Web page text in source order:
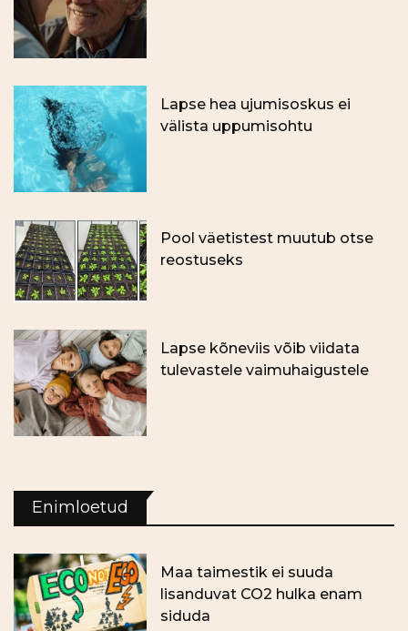
Lapse hea ujumisoskus ei
välista uppumisohtu
Pool väetistest muutub otse
reostuseks
Lapse kõneviis võib viidata
tulevastele vaimuhaigustele
Enimloetud
Maa taimestik ei suuda
lisanduvat CO2 hulka enam
siduda